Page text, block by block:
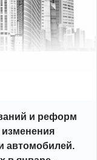
и реформ
автомобилей.